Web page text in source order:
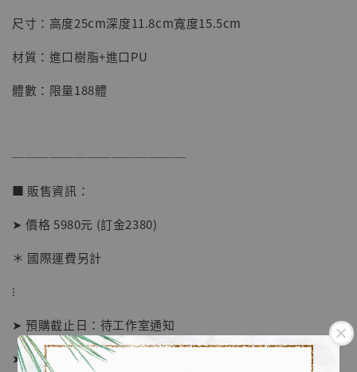
【店內現貨】七龍珠 系列蒐藏雕像 悟空 鳥山
NT$ 4,280
尺寸：高度25cm深度11.8cm寬度15.5cm
材質：進口樹脂+進口PU
體數：限量188體
──────────────
■ 販售資訊：
➤ 價格 5980元 (訂金2380)
＊ 國際運費另計
⁝
➤ 預購截止日：待工作室通知
➤ 預計發貨日：2026年7-9月 (僅供參考)